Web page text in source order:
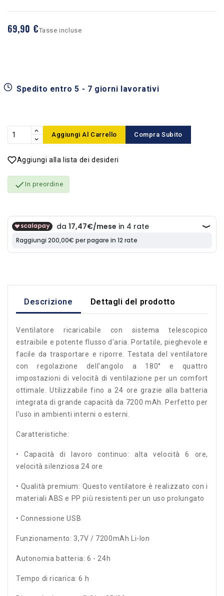
69,90 €Tasse incluse
Spedito entro 5 - 7 giorni lavorativi
Aggiungi Al Carrello Compra Subito
Aggiungi alla lista dei desideri
 In preordine
Descrizione Dettagli del prodotto
Ventilatore ricaricabile con sistema telescopico
estraibile e potente flusso d'aria. Portatile, pieghevole e
facile da trasportare e riporre. Testata del ventilatore
con regolazione dell'angolo a 180° e quattro
impostazioni di velocità di ventilazione per un comfort
ottimale. Utilizzabile fino a 24 ore grazie alla batteria
integrata di grande capacità da 7200 mAh. Perfetto per
l'uso in ambienti interni o esterni.
Caratteristiche:
• Capacità di lavoro continuo: alta velocità 6 ore,
velocità silenziosa 24 ore
• Qualità premium: Questo ventilatore è realizzato con i
materiali ABS e PP più resistenti per un uso prolungato
• Connessione USB
Funzionamento: 3,7V / 7200mAh Li-Ion
Autonomia batteria: 6 - 24h
Tempo di ricarica: 6 h